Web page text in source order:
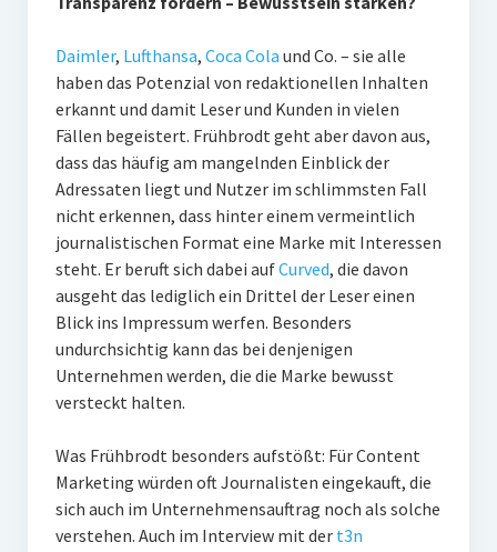
Daimler, Lufthansa, Coca Cola und Co. – sie alle
haben das Potenzial von redaktionellen Inhalten
erkannt und damit Leser und Kunden in vielen
Fällen begeistert. Frühbrodt geht aber davon aus,
dass das häufig am mangelnden Einblick der
Adressaten liegt und Nutzer im schlimmsten Fall
nicht erkennen, dass hinter einem vermeintlich
journalistischen Format eine Marke mit Interessen
steht. Er beruft sich dabei aufCurved, die davon
ausgeht das lediglich ein Drittel der Leser einen
Blick ins Impressum werfen. Besonders
undurchsichtig kann das bei denjenigen
Unternehmen werden, die die Marke bewusst
versteckt halten.
Was Frühbrodt besonders aufstößt: Für Content
Marketing würden oft Journalisten eingekauft, die
sich auch im Unternehmensauftrag noch als solche
verstehen. Auch im Interview mit der t3n